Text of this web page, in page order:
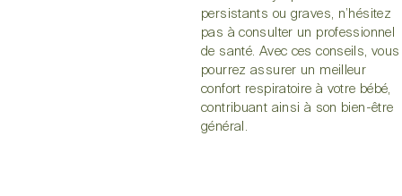
persistants ou graves, n’hésitez
pas à consulter un professionnel
de santé. Avec ces conseils, vous
pourrez assurer un meilleur
confort respiratoire à votre bébé,
contribuant ainsi à son bien-être
général.